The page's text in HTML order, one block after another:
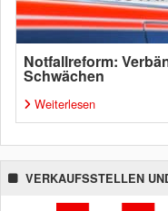
Notfallreform:
Schwächen
Weiterlesen
VERKAUFSSTELLEN